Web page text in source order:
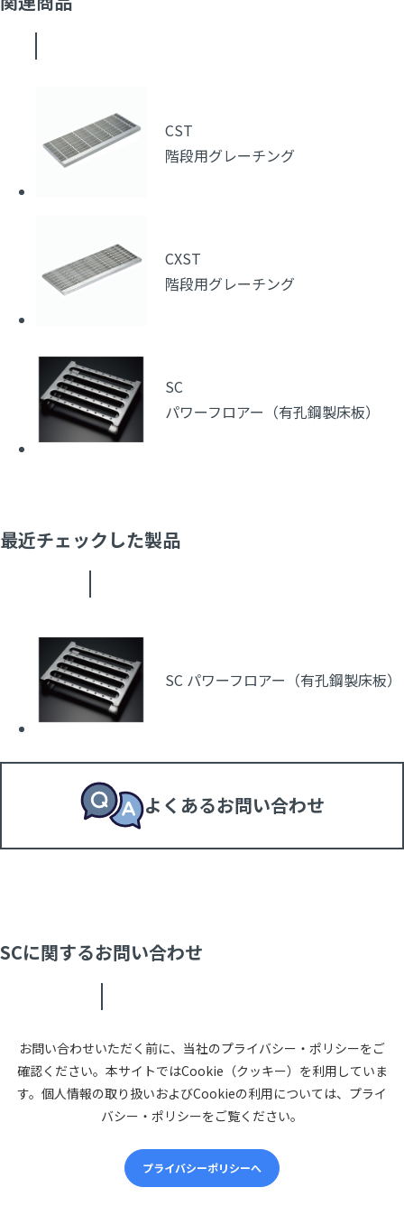
CST
階段用グレーチング
CXST
階段用グレーチング
SC
パワーフロアー（有孔鋼製床板）
最近チェックした製品
SC パワーフロアー（有孔鋼製床板）
よくあるお問い合わせ
SCに関するお問い合わせ
お問い合わせいただく前に、当社のプライバシー・ポリシーをご
確認ください。本サイトではCookie（クッキー）を利用していま
す。個人情報の取り扱いおよびCookieの利用については、プライ
バシー・ポリシーをご覧ください。
プライバシーポリシーへ